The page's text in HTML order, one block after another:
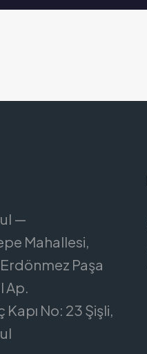
—
Mahallesi,
Paşa
Ap.
Kapı No: 23 Şişli,